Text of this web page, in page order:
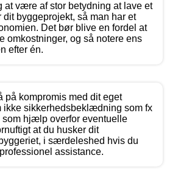
at være af stor betydning at lave et
dit byggeprojekt, så man har et
Det bør blive en fordel at
omkostninger, og så notere ens
efter én.
på kompromis med dit eget
ikke sikkerhedsbeklædning som fx
hjælp overfor eventuelle
at du husker dit
i særdeleshed hvis du
assistance.